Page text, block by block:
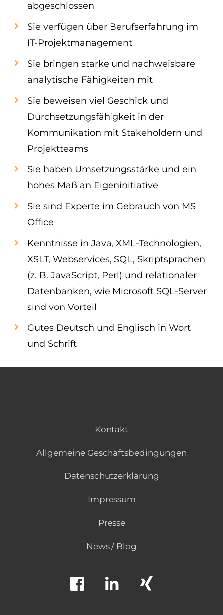
abgeschlossen
Sie verfügen über Berufserfahrung im
IT-Projektmanagement
Sie bringen starke und nachweisbare
analytische Fähigkeiten mit
Sie beweisen viel Geschick und
Durchsetzungsfähigkeit in der
Kommunikation mit Stakeholdern und
Projektteams
Sie haben Umsetzungsstärke und ein
hohes Maß an Eigeninitiative
Sie sind Experte im Gebrauch von MS
Office
Kenntnisse in Java, XML-Technologien,
XSLT, Webservices, SQL, Skriptsprachen
(z. B. JavaScript, Perl) und relationaler
Datenbanken, wie Microsoft SQL-Server
sind von Vorteil
Gutes Deutsch und Englisch in Wort
und Schrift
Kontakt
Allgemeine Geschäftsbedingungen
Datenschutzerklärung
Impressum
Presse
News / Blog